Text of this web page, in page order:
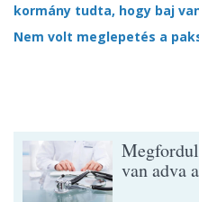
kormány tudta, hogy baj
Nem volt meglepetés a
van adva